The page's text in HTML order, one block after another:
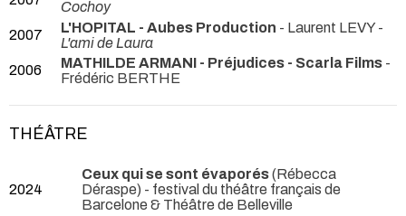
Cochoy
2007
L'HOPITAL - Aubes Production - Laurent LEVY -
L'ami de Laura
2006
MATHILDE ARMANI - Préjudices - Scarla Films -
Frédéric BERTHE
THÉÂTRE
2024
Ceux qui se sont évaporés(Rébecca
Déraspe) - festival du théâtre français de
Barcelone & Théâtre de Belleville